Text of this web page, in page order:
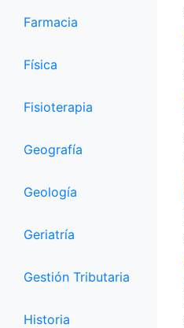
Farmacia
Física
Fisioterapia
Geografía
Geología
Geriatría
Gestión Tributaria
Historia